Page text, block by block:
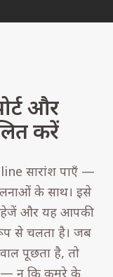
और
करें
सारांश पाएँ —
के साथ। इसे
और यह आपकी
से चलता है। जब
पूछता है, तो